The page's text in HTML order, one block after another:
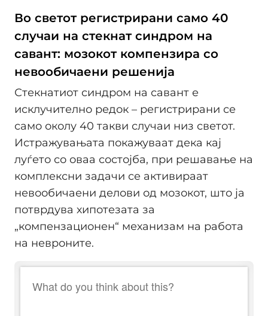
Во светот регистрирани само 40
случаи на стекнат синдром на
савант: мозокот компензира со
невообичаени решенија
Стекнатиот синдром на савант е
исклучително редок – регистрирани се
само околу 40 такви случаи низ светот.
Истражувањата покажуваат дека кај
луѓето со оваа состојба, при решавање на
комплексни задачи се активираат
невообичаени делови од мозокот, што ја
потврдува хипотезата за
„компензационен“ механизам на работа
на невроните.